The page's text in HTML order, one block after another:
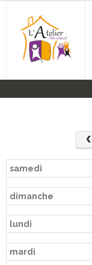
Ateliers
- Anglais
- Balades
- Couture
samedi
dimanche
lundi
mardi